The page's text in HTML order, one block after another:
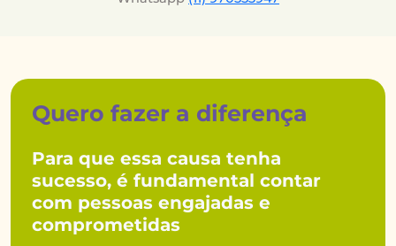
Quero fazer a diferença
Para que essa causa tenha
sucesso, é fundamental contar
com pessoas engajadas e
comprometidas